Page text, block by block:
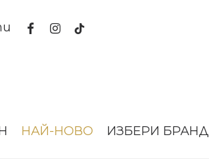
facebookinstagram
tiktok
НАЙ-НОВО ИЗБЕРИ БРАНД